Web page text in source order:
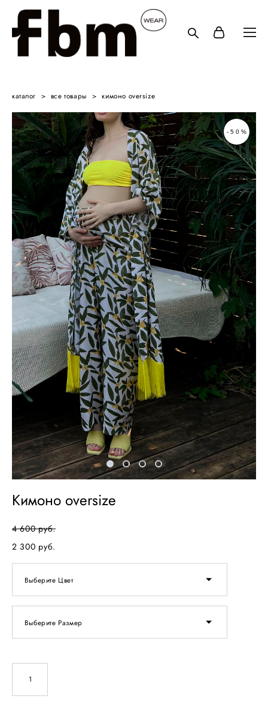
каталог > все товары > кимоно oversize
-50%
Кимоно oversize
4 600 pуб.
2 300 pуб.
Выберите Цвет
Выберите Размер